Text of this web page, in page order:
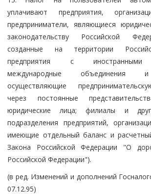
уплачивают предприятия,
предприниматели, являющиеся
законодательству Российской
созданные на территории
предприятия с иностранными
международные объединения и
осуществляющие
через постоянные
юридические лица; филиалы и
подразделения предприятий,
имеющие отдельный баланс и
Закона Российской Федерации "О
Российской Федерации").
(в ред. Изменений и дополнений
07.12.95)